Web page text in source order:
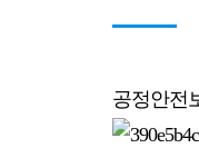
공정안전